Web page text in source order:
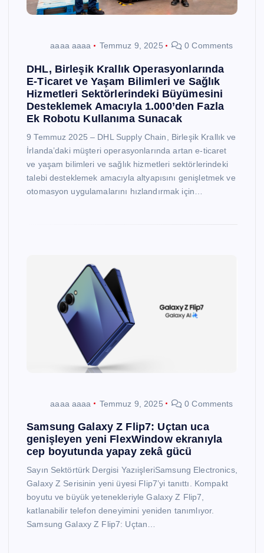
aaaa aaaa Temmuz 9, 2025 0 Comments
DHL, Birleşik Krallık Operasyonlarında
E-Ticaret ve Yaşam Bilimleri ve Sağlık
Hizmetleri Sektörlerindeki Büyümesini
Desteklemek Amacıyla 1.000’den Fazla
Ek Robotu Kullanıma Sunacak
9 Temmuz 2025 – DHL Supply Chain, Birleşik Krallık ve
İrlanda’daki müşteri operasyonlarında artan e-ticaret
ve yaşam bilimleri ve sağlık hizmetleri sektörlerindeki
talebi desteklemek amacıyla altyapısını genişletmek ve
otomasyon uygulamalarını hızlandırmak için…
aaaa aaaa Temmuz 9, 2025 0 Comments
Samsung Galaxy Z Flip7: Uçtan uca
genişleyen yeni FlexWindow ekranıyla
cep boyutunda yapay zekâ gücü
Sayın Sektörtürk Dergisi YazıişleriSamsung Electronics,
Galaxy Z Serisinin yeni üyesi Flip7’yi tanıttı. Kompakt
boyutu ve büyük yetenekleriyle Galaxy Z Flip7,
katlanabilir telefon deneyimini yeniden tanımlıyor.
Samsung Galaxy Z Flip7: Uçtan…